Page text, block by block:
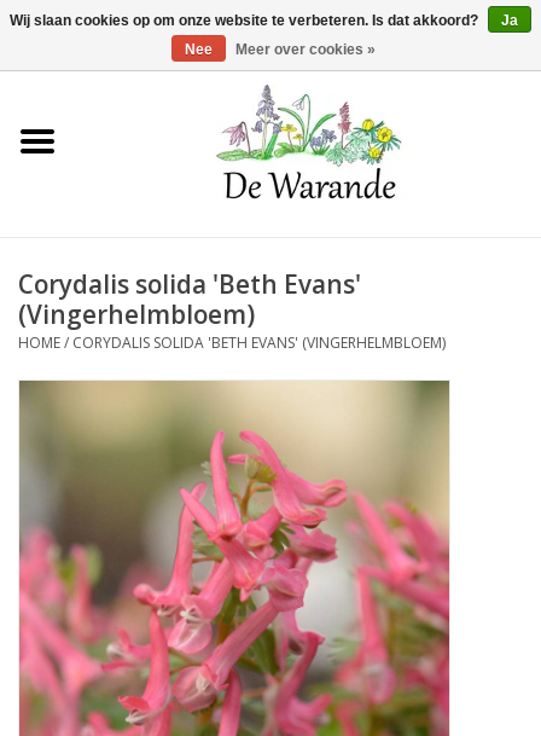
Winkelwagen >0 Artikelen - €0,00
Home
Voorjaarsbloeiers
Aanbiedingen
Bodemverbetering
Overige producten
Corydalis solida 'Beth Evans'
(Vingerhelmbloem)
HOME/ CORYDALIS SOLIDA 'BETH EVANS' (VINGERHELMBLOEM)
Wij slaan cookies op om onze website te verbeteren. Is dat akkoord?
Ja
Nee
Meer over cookies »